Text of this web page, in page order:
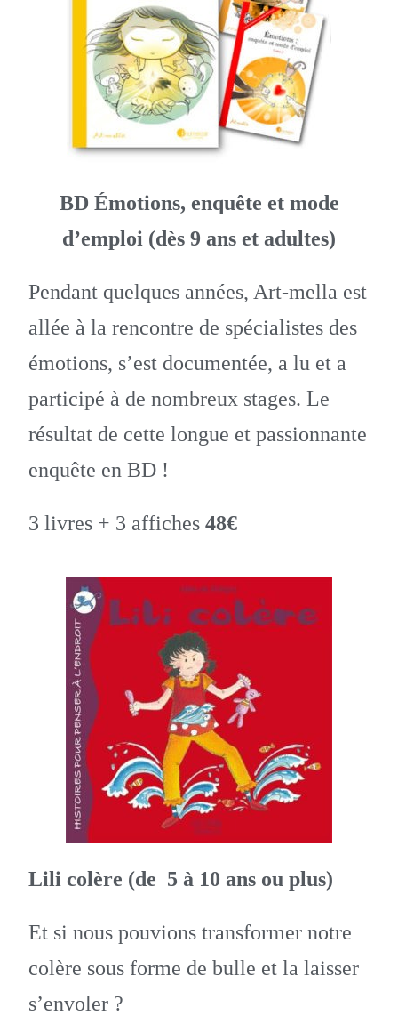
BD Émotions, enquête et mode
d’emploi (dès 9 ans et adultes)
Pendant quelques années, Art-mella est
allée à la rencontre de spécialistes des
émotions, s’est documentée, a lu et a
participé à de nombreux stages. Le
résultat de cette longue et passionnante
enquête en BD !
3 livres + 3 affiches48€
Lili colère (de 5 à 10 ans ou plus)
Et si nous pouvions transformer notre
colère sous forme de bulle et la laisser
s’envoler ?